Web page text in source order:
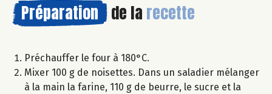
Préparation de la recette
Préchauffer le four à 180°C.
Mixer 100 g de noisettes. Dans un saladier mélanger
à la main la farine, 110 g de beurre, le sucre et la